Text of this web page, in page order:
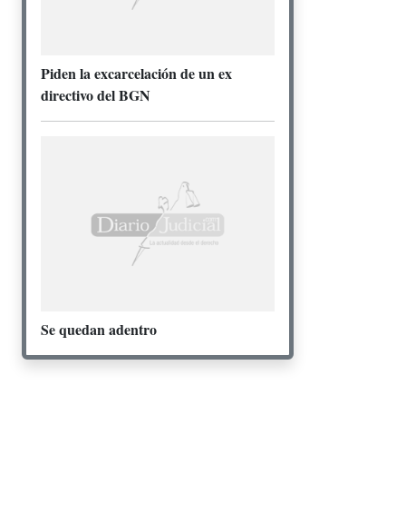
Piden la excarcelación de un ex
directivo del BGN
Se quedan adentro